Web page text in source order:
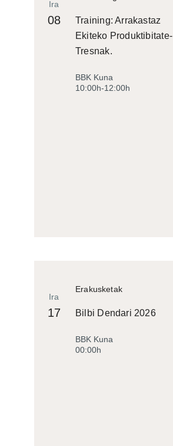
Ira
08
Training: Arrakastaz
Ekiteko Produktibitate-
Tresnak.
BBK Kuna
10:00h-12:00h
Erakusketak
Ira
17 Bilbi Dendari 2026
BBK Kuna
00:00h